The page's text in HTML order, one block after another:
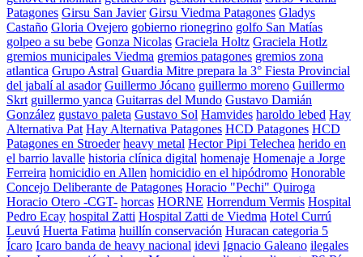
Patagones Girsu San Javier Girsu Viedma Patagones Gladys
Castaño Gloria Ovejero gobierno rionegrino golfo San Matías
golpeo a su bebe Gonza Nicolas Graciela Holtz Graciela Hotlz
gremios municipales Viedma gremios patagones gremios zona
atlantica Grupo Astral Guardia Mitre prepara la 3° Fiesta Provincial
del jabalí al asador Guillermo Jócano guillermo moreno Guillermo
Skrt guillermo yanca Guitarras del Mundo Gustavo Damián
González gustavo paleta Gustavo Sol Hamvides haroldo lebed Hay
Alternativa Pat Hay Alternativa Patagones HCD Patagones HCD
Patagones en Stroeder heavy metal Hector Pipi Telechea herido en
el barrio lavalle historia clínica digital homenaje Homenaje a Jorge
Ferreira homicidio en Allen homicidio en el hipódromo Honorable
Concejo Deliberante de Patagones Horacio "Pechi" Quiroga
Horacio Otero -CGT- horcas HORNE Horrendum Vermis Hospital
Pedro Ecay hospital Zatti Hospital Zatti de Viedma Hotel Currú
Leuvú Huerta Fatima huillín conservación Huracan categoria 5
Ícaro Icaro banda de heavy nacional idevi Ignacio Galeano ilegales